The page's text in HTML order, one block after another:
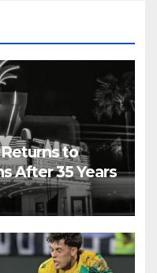
to
After 35 Years